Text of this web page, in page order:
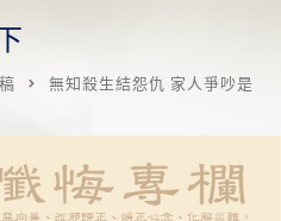
無知殺生結怨仇 家人爭吵是